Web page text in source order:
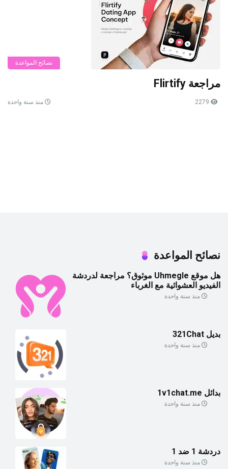
نصائح المواعدة
مراجعة Flirtify
منذ سنة واحدة
نصائح المواعدة
هل موقع Uhmegle موثوق؟ مراجعة لدردشة
الفيديو العشوائية مع الغرباء
منذ سنة واحدة
بديل 321Chat
منذ سنة واحدة
بدائل 1v1chat.me
منذ سنة واحدة
دردشة 1 ضد 1
منذ سنة واحدة